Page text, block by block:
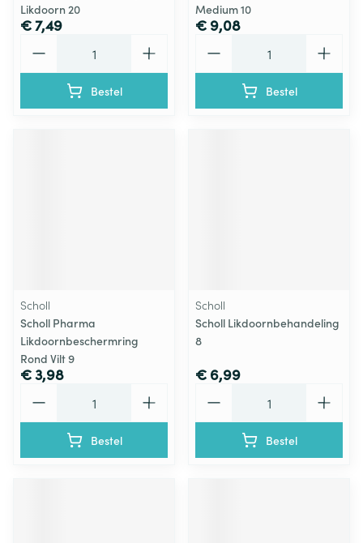
Likdoorn 20
€ 7,49
Bestel
Medium 10
€ 9,08
Bestel
Scholl
Scholl Pharma
Likdoornbeschermring
Rond Vilt 9
€ 3,98
Bestel
Scholl
Scholl Likdoornbehandeling
8
€ 6,99
Bestel